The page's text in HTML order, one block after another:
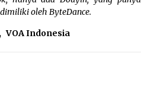
2024
TPAKD Di Jakarta, Wabup
oleh ByteDance.
VOA Indonesia